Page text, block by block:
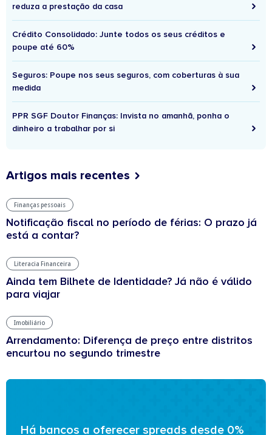
reduza a prestação da casa
Crédito Consolidado: Junte todos os seus créditos e
poupe até 60%
Seguros: Poupe nos seus seguros, com coberturas à sua
medida
PPR SGF Doutor Finanças: Invista no amanhã, ponha o
dinheiro a trabalhar por si
Artigos mais recentes
Finanças pessoais
Notificação fiscal no período de férias: O prazo já
está a contar?
Literacia Financeira
Ainda tem Bilhete de Identidade? Já não é válido
para viajar
Imobiliário
Arrendamento: Diferença de preço entre distritos
encurtou no segundo trimestre
Há bancos a oferecer spreads desde 0%